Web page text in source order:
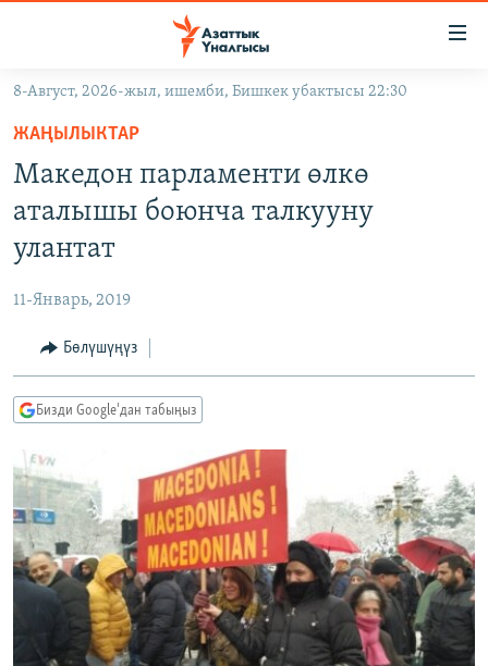
Навигацияга
өтүңүз
Издөөгө
салыңыз
МАДАНИЯТ
ТВ ПРОГРАММАЛАР
БҮГҮН АЗАТТЫКТА
ДАНИСТЕ
ЭЖЕ-СИҢДИЛЕР
АЗАТТЫК+
ЫҢГАЙСЫЗ СУРООЛОР
ПОДКАСТ
Русский
ОНЛАЙН ШЕРИНЕ
ЭЕ/АРнун бардык сайттары
8-Август, 2026-жыл, ишемби, Бишкек убактысы 22:30
ЖАҢЫЛЫКТАР
Македон парламенти өлкө
аталышы боюнча талкууну
улантат
11-Январь, 2019
Бөлүшүңүз
Бизди Google'дан табыңыз